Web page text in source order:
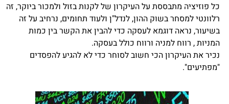
כל פוזיציה מתבססת על העיקרון של לקנות בזול ולמכור ביוקר, זה
רלוונטי למסחר בשוק ההון, לנדל"ן ולעוד תחומים, נרחיב על זה
בשיעור, נראה דוגמא לעסקה כדי להבין את הקשר בין כמות
המניות , רווח למניה ורווח כולל בעסקה.
נכיר את העיקרון הכי חשוב לסוחר כדי לא להגיע להפסדים
"מפתיעים".